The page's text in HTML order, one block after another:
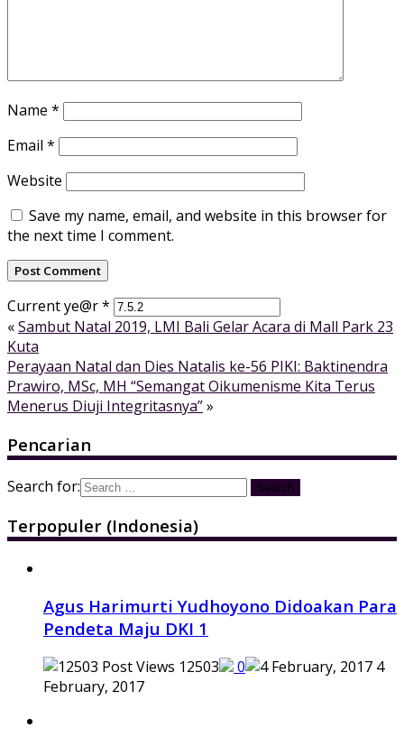
Name *
Email *
Website
Save my name, email, and website in this browser for
the next time I comment.
Current ye@r*
«Sambut Natal 2019, LMI Bali Gelar Acara di Mall Park 23
Kuta
Perayaan Natal dan Dies Natalis ke-56 PIKI: Baktinendra
Prawiro, MSc, MH “Semangat Oikumenisme Kita Terus
Menerus Diuji Integritasnya”»
Pencarian
Search for:
Terpopuler (Indonesia)
Agus Harimurti Yudhoyono Didoakan Para
Pendeta Maju DKI 1
12503 0
4
February, 2017